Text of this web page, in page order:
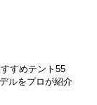
すめテント55
ルをプロが紹介